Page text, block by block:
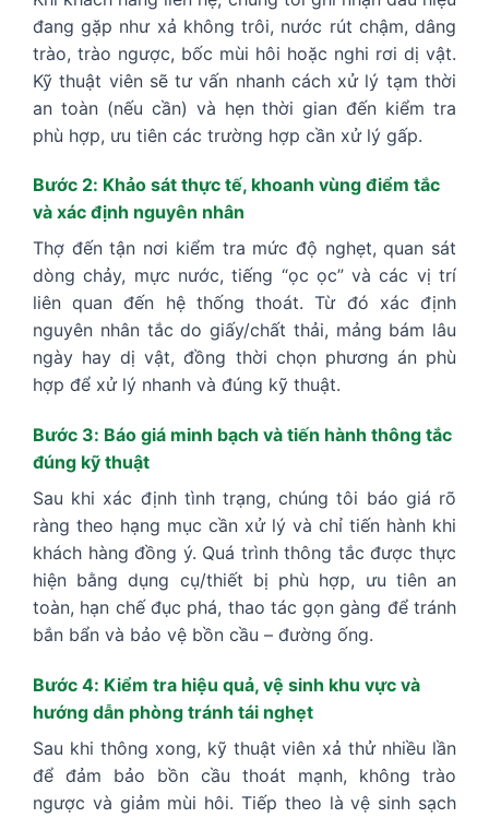
đang gặp như xả không trôi, nước rút chậm, dâng
trào, trào ngược, bốc mùi hôi hoặc nghi rơi dị vật.
Kỹ thuật viên sẽ tư vấn nhanh cách xử lý tạm thời
an toàn (nếu cần) và hẹn thời gian đến kiểm tra
phù hợp, ưu tiên các trường hợp cần xử lý gấp.
Bước 2: Khảo sát thực tế, khoanh vùng điểm tắc
và xác định nguyên nhân
Thợ đến tận nơi kiểm tra mức độ nghẹt, quan sát
dòng chảy, mực nước, tiếng “ọc ọc” và các vị trí
liên quan đến hệ thống thoát. Từ đó xác định
nguyên nhân tắc do giấy/chất thải, mảng bám lâu
ngày hay dị vật, đồng thời chọn phương án phù
hợp để xử lý nhanh và đúng kỹ thuật.
Bước 3: Báo giá minh bạch và tiến hành thông tắc
đúng kỹ thuật
Sau khi xác định tình trạng, chúng tôi báo giá rõ
ràng theo hạng mục cần xử lý và chỉ tiến hành khi
khách hàng đồng ý. Quá trình thông tắc được thực
hiện bằng dụng cụ/thiết bị phù hợp, ưu tiên an
toàn, hạn chế đục phá, thao tác gọn gàng để tránh
bắn bẩn và bảo vệ bồn cầu – đường ống.
Bước 4: Kiểm tra hiệu quả, vệ sinh khu vực và
hướng dẫn phòng tránh tái nghẹt
Sau khi thông xong, kỹ thuật viên xả thử nhiều lần
để đảm bảo bồn cầu thoát mạnh, không trào
ngược và giảm mùi hôi. Tiếp theo là vệ sinh sạch